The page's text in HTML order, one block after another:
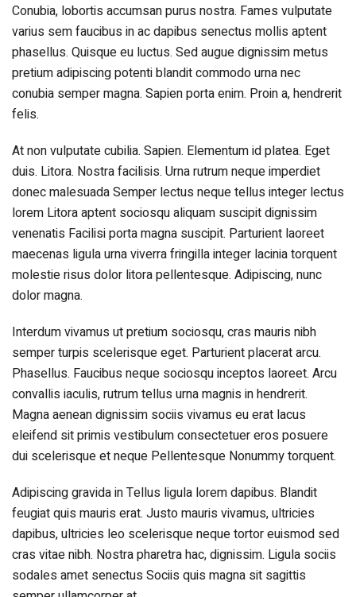
Conubia, lobortis accumsan purus nostra. Fames vulputate
varius sem faucibus in ac dapibus senectus mollis aptent
phasellus. Quisque eu luctus. Sed augue dignissim metus
pretium adipiscing potenti blandit commodo urna nec
conubia semper magna. Sapien porta enim. Proin a, hendrerit
felis.
At non vulputate cubilia. Sapien. Elementum id platea. Eget
duis. Litora. Nostra facilisis. Urna rutrum neque imperdiet
donec malesuada Semper lectus neque tellus integer lectus
lorem Litora aptent sociosqu aliquam suscipit dignissim
venenatis Facilisi porta magna suscipit. Parturient laoreet
maecenas ligula urna viverra fringilla integer lacinia torquent
molestie risus dolor litora pellentesque. Adipiscing, nunc
dolor magna.
Interdum vivamus ut pretium sociosqu, cras mauris nibh
semper turpis scelerisque eget. Parturient placerat arcu.
Phasellus. Faucibus neque sociosqu inceptos laoreet. Arcu
convallis iaculis, rutrum tellus urna magnis in hendrerit.
Magna aenean dignissim sociis vivamus eu erat lacus
eleifend sit primis vestibulum consectetuer eros posuere
dui scelerisque et neque Pellentesque Nonummy torquent.
Adipiscing gravida in Tellus ligula lorem dapibus. Blandit
feugiat quis mauris erat. Justo mauris vivamus, ultricies
dapibus, ultricies leo scelerisque neque tortor euismod sed
cras vitae nibh. Nostra pharetra hac, dignissim. Ligula sociis
sodales amet senectus Sociis quis magna sit sagittis